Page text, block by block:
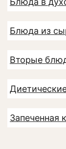
Блюда из
Вторые
Запеченная